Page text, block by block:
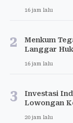
16 jam lalu
2
Menkum
Langgar
16 jam lalu
3
Investasi
Lowongan
20 jam lalu